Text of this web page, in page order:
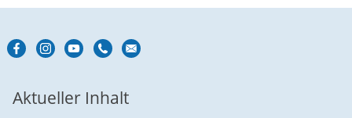
Aktueller Inhalt